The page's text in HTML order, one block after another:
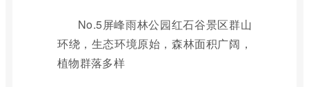
No.5屏峰雨林公园红石谷景区群山
环绕，生态环境原始，森林面积广阔，
植物群落多样